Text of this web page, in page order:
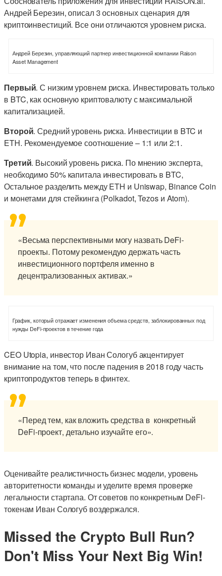
Андрей Березин, описал 3 основных сценария для
криптоинвестиций. Все они отличаются уровнем риска.
Андрей Березин, управляющий партнер инвестиционной компании Raison
Asset Management
Первый. С низким уровнем риска. Инвестировать только
в BTC, как основную криптовалюту с максимальной
капитализацией.
Второй. Средний уровень риска. Инвестиции в BTC и
ETH. Рекомендуемое соотношение – 1:1 или 2:1.
Третий. Высокий уровень риска. По мнению эксперта,
необходимо 50% капитала инвестировать в BTC,
Остальное разделить между ETH и Uniswap, Binance Coin
и монетами для стейкинга (Polkadot, Tezos и Atom).
«Весьма перспективными могу назвать DeFi-
проекты. Потому рекомендую держать часть
инвестиционного портфеля именно в
децентрализованных активах.»
График, который отражает изменения объема средств, заблокированных под
нужды DeFi-проектов в течение года
CEO Utopia, инвестор Иван Сологуб акцентирует
внимание на том, что после падения в 2018 году часть
криптопродуктов теперь в финтех.
«Перед тем, как вложить средства в конкретный
DeFi-проект, детально изучайте его».
Оценивайте реалистичность бизнес модели, уровень
авторитетности команды и уделите время проверке
легальности стартапа. От советов по конкретным DeFi-
токенам Иван Сологуб воздержался.
Missed the Crypto Bull Run?
Don't Miss Your Next Big Win!